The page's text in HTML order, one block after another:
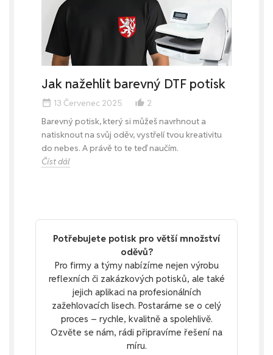
Jak nažehlit barevný DTF potisk
date_range 13 Červenec 2025 thumb_up_alt 2
Barevný potisk, který si můžeš navrhnout a
natisknout na svůj oděv, vystřelí tvou kreativitu
do nebes. A právě to te teď naučím.
Číst dál
Potřebujete potisk pro větší množství
oděvů?
Pro firmy a týmy nabízíme nejen výrobu
reflexních či zakázkových potisků, ale také
jejich aplikaci na profesionálních
zažehlovacích lisech. Postaráme se o celý
proces – rychle, kvalitně a spolehlivě.
Ozvěte se nám, rádi připravíme řešení na
míru.